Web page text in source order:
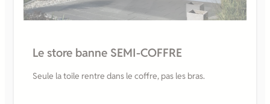
Le store banne SEMI-COFFRE
Seule la toile rentre dans le coffre, pas les bras.